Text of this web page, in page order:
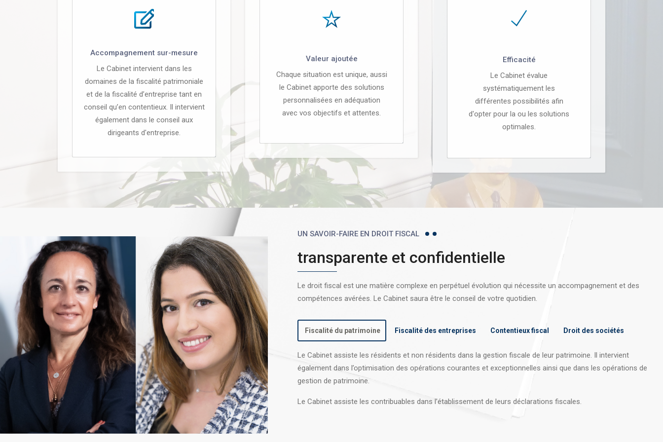
Accompagnement sur-mesure
Le Cabinet intervient dans les
domaines de la fiscalité patrimoniale
et de la fiscalité d’entreprise tant en
conseil qu’en contentieux. Il intervient
également dans le conseil aux
dirigeants d'entreprise.
Valeur ajoutée
Chaque situation est unique, aussi
le Cabinet apporte des solutions
personnalisées en adéquation
avec vos objectifs et attentes.
Efficacité
Le Cabinet évalue
systématiquement les
différentes possibilités afin
d'opter pour la ou les solutions
optimales.
UN SAVOIR-FAIRE EN DROIT FISCAL
transparente et confidentielle
Le droit fiscal est une matière complexe en perpétuel évolution qui nécessite un accompagnement et des
compétences avérées. Le Cabinet saura être le conseil de votre quotidien.
Fiscalité du patrimoine Fiscalité des entreprises Contentieux fiscal Droit des sociétés
Le Cabinet assiste les résidents et non résidents dans la gestion fiscale de leur patrimoine. Il intervient
également dans l’optimisation des opérations courantes et exceptionnelles ainsi que dans les opérations de
gestion de patrimoine.
Le Cabinet assiste les contribuables dans l’établissement de leurs déclarations fiscales.